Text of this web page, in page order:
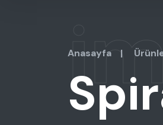
Anasayfa |